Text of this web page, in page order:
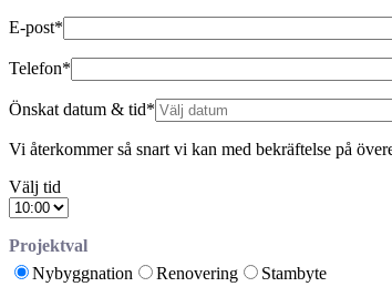
E-post*
Telefon*
Önskat datum & tid*
Vi återkommer så snart vi kan med bekräftelse på
Välj tid
Projektval
Nybyggnation
Renovering Stambyte